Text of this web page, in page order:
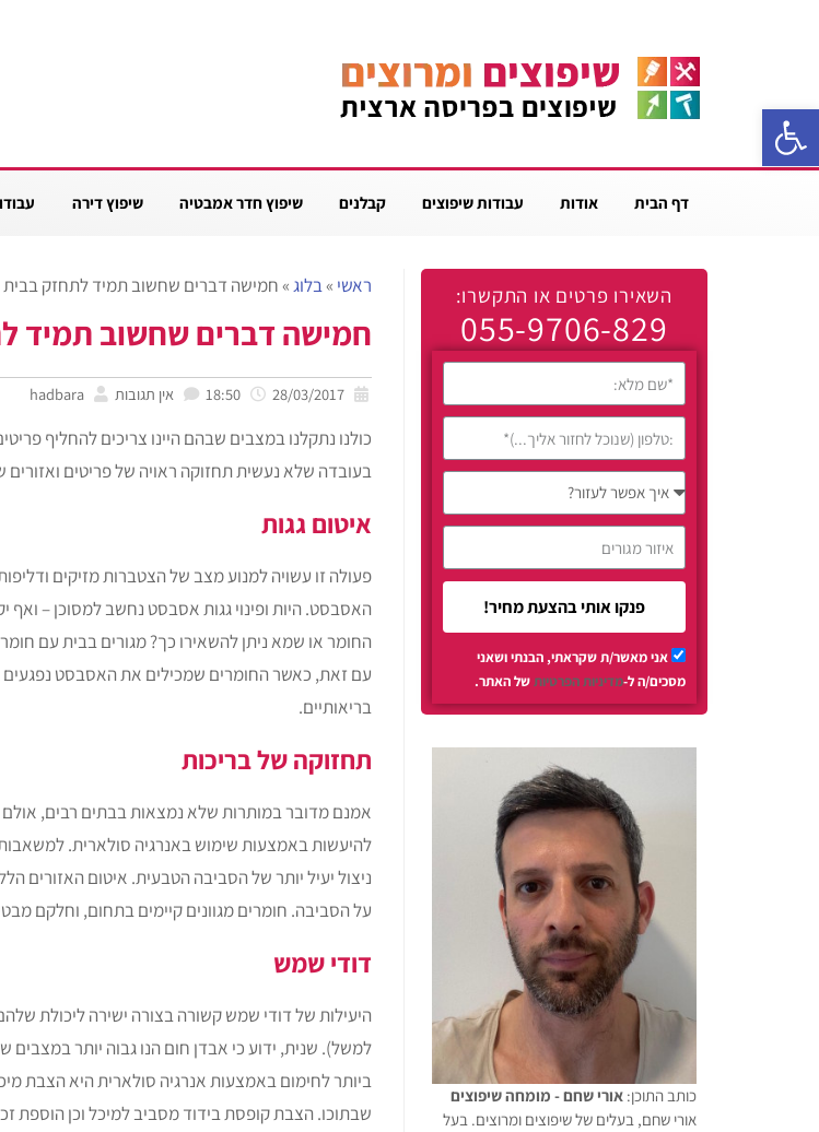
דף הבית אודות עבודות שיפוצים קבלנים שיפוץ חדר אמבטיה שיפוץ דירה
ראשי »בלוג»חמישה דברים שחשוב תמיד לתחזק בבית
חמישה דברים שחשוב תמיד
28/03/2017
18:50 אין תגובות hadbara
כולנו נתקלנו במצבים שבהם היינו צריכים להחליף
בעובדה שלא נעשית תחזוקה ראויה של פריטים
איטום גגות
פעולה זו עשויה למנוע מצב של הצטברות מזיקים
האסבסט. היות ופינוי גגות אסבסט נחשב למסוכן –
החומר או שמא ניתן להשאירו כך? מגורים בבית עם
עם זאת, כאשר החומרים שמכילים את האסבסט נפגעים
בריאותיים.
תחזוקה של בריכות
אמנם מדובר במותרות שלא נמצאות בבתים רבים, אולם
להיעשות באמצעות שימוש באנרגיה סולארית. למשאבות
ניצול יעיל יותר של הסביבה הטבעית. איטום האזורים
על הסביבה. חומרים מגוונים קיימים בתחום, וחלקם
דודי שמש
היעילות של דודי שמש קשורה בצורה ישירה ליכולת
למשל). שנית, ידוע כי אבדן חום הנו גבוה יותר
ביותר לחימום באמצעות אנרגיה סולארית היא הצבת
שבתוכו. הצבת קופסת בידוד מסביב למיכל וכן הוספת
השאירו פרטים או התקשרו:
055-9706-829
אני מאשר/ת שקראתי, הבנתי ושאני
מסכים/ה ל-מדיניות הפרטיותשל האתר.
פנקו אותי בהצעת מחיר!
כותב התוכן: אורי שחם - מומחה שיפוצים
אורי שחם, בעלים של שיפוצים ומרוצים. בעל
פתח סרגל נגישות